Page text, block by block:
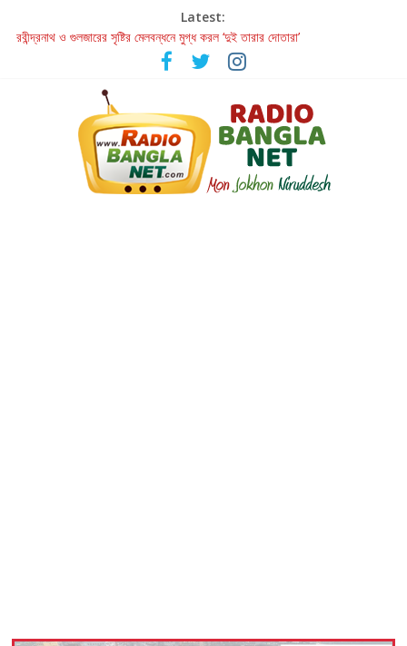
Latest:
রবীন্দ্রনাথ ও গুলজারের সৃষ্টির মেলবন্ধনে মুগ্ধ করল ‘দুই তারার দোতারা’
কলের গান থেকে রীলস্ — বাঙালির গান শোনার বিবর্তনের গল্প
জগন্নাথমঙ্গলম্ — বাংলায় প্রথমবার মঞ্চে এবার রথযাত্রার উদযাপন
Retribution: A Thought-Provoking Short Film That Challenges
Our Understanding of Justice
হাওয়া বদলের টলিউডে ‘তুমি এলে তাই’